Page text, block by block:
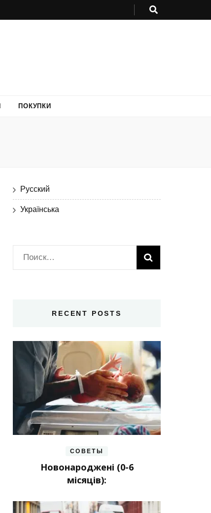
ПОКУПКИ
Русский
Українська
Найти:
RECENT POSTS
СОВЕТЫ
Новонароджені (0-6
місяців):